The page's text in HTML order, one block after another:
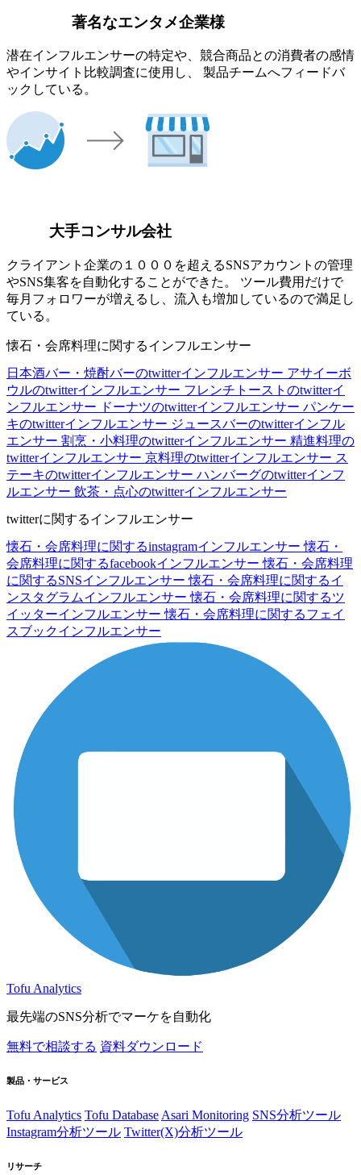
著名なエンタメ企業様
潜在インフルエンサーの特定や、競合商品との消費者の感情
やインサイト比較調査に使用し、 製品チームへフィードバ
ックしている。
大手コンサル会社
クライアント企業の１０００を超えるSNSアカウントの管理
やSNS集客を自動化することができた。 ツール費用だけで
毎月フォロワーが増えるし、流入も増加しているので満足し
ている。
懐石・会席料理に関するインフルエンサー
日本酒バー・焼酎バーのtwitterインフルエンサー アサイーボ
ウルのtwitterインフルエンサー フレンチトーストのtwitterイ
ンフルエンサー ドーナツのtwitterインフルエンサー パンケー
キのtwitterインフルエンサー ジュースバーのtwitterインフル
エンサー 割烹・小料理のtwitterインフルエンサー 精進料理の
twitterインフルエンサー 京料理のtwitterインフルエンサー ス
テーキのtwitterインフルエンサー ハンバーグのtwitterインフ
ルエンサー 飲茶・点心のtwitterインフルエンサー
twitterに関するインフルエンサー
懐石・会席料理に関するinstagramインフルエンサー懐石・
会席料理に関するfacebookインフルエンサー懐石・会席料理
に関するSNSインフルエンサー懐石・会席料理に関するイ
ンスタグラムインフルエンサー懐石・会席料理に関するツ
イッターインフルエンサー懐石・会席料理に関するフェイ
スブックインフルエンサー
Tofu Analytics
最先端のSNS分析でマーケを自動化
無料で相談する 資料ダウンロード
製品・サービス
Tofu Analytics Tofu Database Asari Monitoring SNS分析ツール
Instagram分析ツール Twitter(X)分析ツール
リサーチ